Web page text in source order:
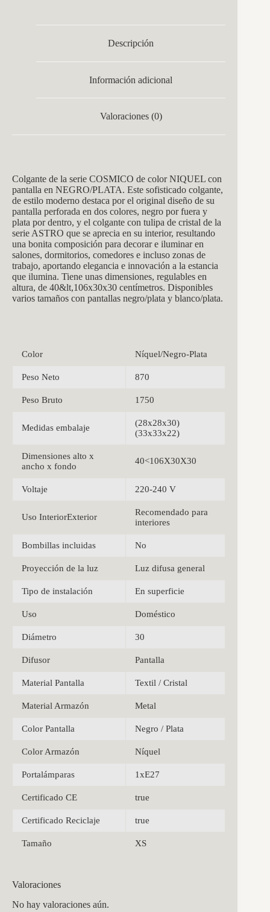
Descripción
Información adicional
Valoraciones (0)
Colgante de la serie COSMICO de color NIQUEL con
pantalla en NEGRO/PLATA. Este sofisticado colgante,
de estilo moderno destaca por el original diseño de su
pantalla perforada en dos colores, negro por fuera y
plata por dentro, y el colgante con tulipa de cristal de la
serie ASTRO que se aprecia en su interior, resultando
una bonita composición para decorar e iluminar en
salones, dormitorios, comedores e incluso zonas de
trabajo, aportando elegancia e innovación a la estancia
que ilumina. Tiene unas dimensiones, regulables en
altura, de 40&lt,106x30x30 centímetros. Disponibles
varios tamaños con pantallas negro/plata y blanco/plata.
Color Níquel/Negro-Plata
Peso Neto 870
Peso Bruto 1750
Medidas embalaje
(28x28x30)
(33x33x22)
Dimensiones alto x
ancho x fondo
40<106X30X30
Voltaje 220-240 V
Uso InteriorExterior
Recomendado para
interiores
Bombillas incluidas No
Proyección de la luz Luz difusa general
Tipo de instalación En superficie
Uso Doméstico
Diámetro 30
Difusor Pantalla
Material Pantalla Textil / Cristal
Material Armazón Metal
Color Pantalla Negro / Plata
Color Armazón Níquel
Portalámparas 1xE27
Certificado CE true
Certificado Reciclaje true
Tamaño XS
Valoraciones
No hay valoraciones aún.